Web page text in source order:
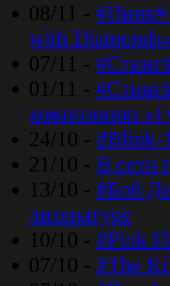
08/11 - #Пинк#
with
07/11 -
01/11 -
композиции «I
24/10 - #Blink-
21/10 - В сети
13/10 - #Боб
литературе
10/10 - #Pink
07/10 - #The